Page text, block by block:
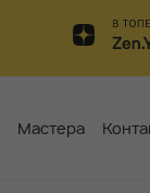
Мастера